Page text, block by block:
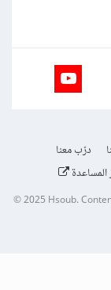
درّب معنا
المساعدة
© 2025 Hsoub.